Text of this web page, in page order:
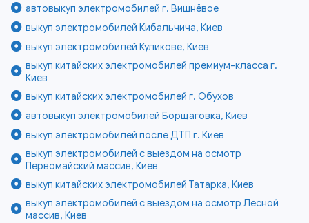
автовыкуп электромобилей г. Вишнёвое
выкуп электромобилей Кибальчича, Киев
выкуп электромобилей Куликове, Киев
выкуп китайских электромобилей премиум-класса г.
Киев
выкуп китайских электромобилей г. Обухов
автовыкуп электромобилей Борщаговка, Киев
выкуп электромобилей после ДТП г. Киев
выкуп электромобилей с выездом на осмотр
Первомайский массив, Киев
выкуп китайских электромобилей Татарка, Киев
выкуп электромобилей с выездом на осмотр Лесной
массив, Киев